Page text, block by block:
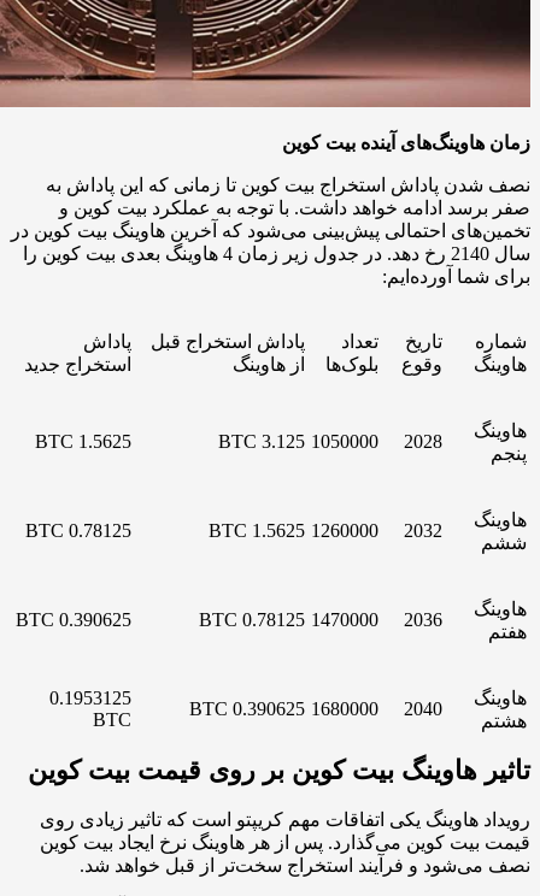
زمان هاوینگ‌های آینده بیت کوین
نصف شدن پاداش استخراج بیت کوین تا زمانی که این پاداش به
صفر برسد ادامه خواهد داشت. با توجه به عملکرد بیت کوین و
تخمین‌های احتمالی پیش‌بینی می‌شود که آخرین هاوینگ بیت کوین در
سال 2140 رخ دهد. در جدول زیر زمان 4 هاوینگ بعدی بیت کوین را
برای شما آورده‌ایم:
شماره
هاوینگ
تاریخ
وقوع
تعداد
بلوک‌ها
پاداش استخراج قبل
از هاوینگ
پاداش
استخراج جدید
هاوینگ
پنجم
2028
1050000
3.125 BTC
1.5625 BTC
هاوینگ
ششم
2032
1260000
1.5625 BTC
0.78125 BTC
هاوینگ
هفتم
2036
1470000
0.78125 BTC
0.390625 BTC
هاوینگ
هشتم
2040
1680000
0.390625 BTC
0.1953125
BTC
تاثیر هاوینگ بیت کوین بر روی قیمت بیت کوین
رویداد هاوینگ یکی اتفاقات مهم کریپتو است که تاثیر زیادی روی
قیمت بیت کوین می‌گذارد. پس از هر هاوینگ نرخ ایجاد بیت کوین
نصف می‌شود و فرآیند استخراج‌ سخت‌تر از قبل خواهد شد.